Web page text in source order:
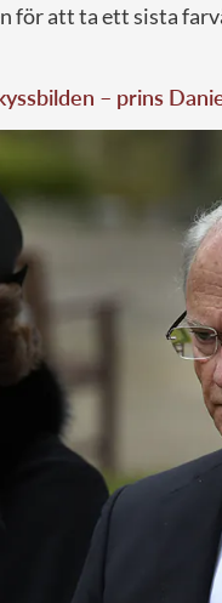
för att ta ett sista
– prins